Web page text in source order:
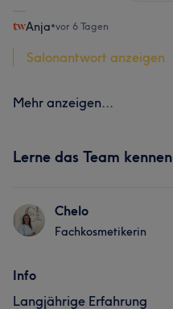
Anja•vor 6 Tagen
Salonantwort anzeigen
Mehr anzeigen...
Lerne das Team kennen
Chelo
Fachkosmetikerin
Info
Langjährige Erfahrung